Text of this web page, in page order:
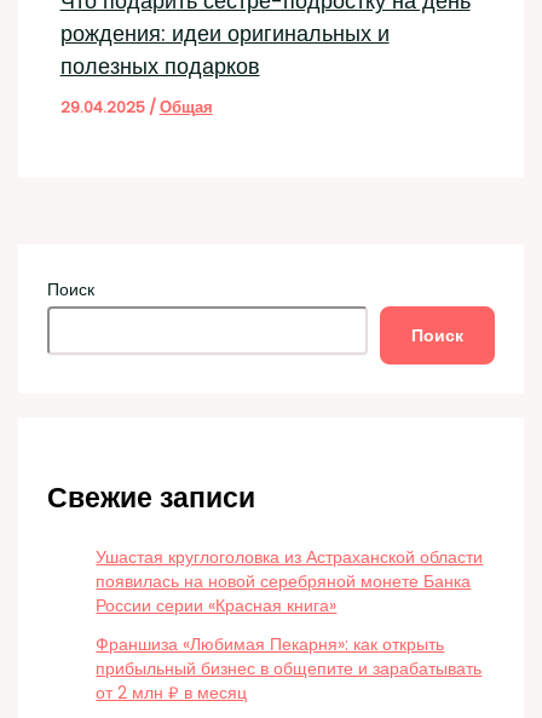
рождения: идеи оригинальных и
полезных подарков
29.04.2025 /Общая
Поиск
Поиск
Свежие записи
Ушастая круглоголовка из Астраханской области
появилась на новой серебряной монете Банка
России серии «Красная книга»
Франшиза «Любимая Пекарня»: как открыть
прибыльный бизнес в общепите и зарабатывать
от 2 млн ₽ в месяц